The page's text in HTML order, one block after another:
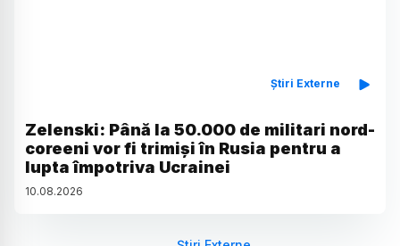
Știri Externe
Zelenski: Până la 50.000 de militari nord-
coreeni vor fi trimiși în Rusia pentru a
lupta împotriva Ucrainei
10.08.2026